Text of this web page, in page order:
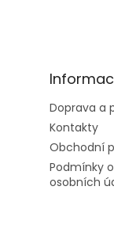
Doprava a
Kontakty
Obchodní
Podmínky
osobních